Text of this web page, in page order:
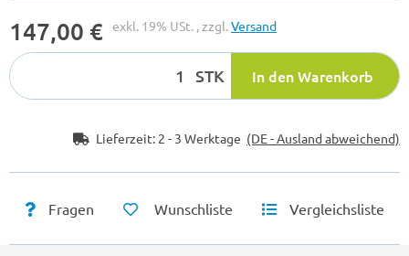
147,00 € exkl. 19% USt. , zzgl.Versand
STK In den Warenkorb
Lieferzeit: 2 - 3 Werktage (DE - Ausland abweichend)
Fragen Wunschliste Vergleichsliste